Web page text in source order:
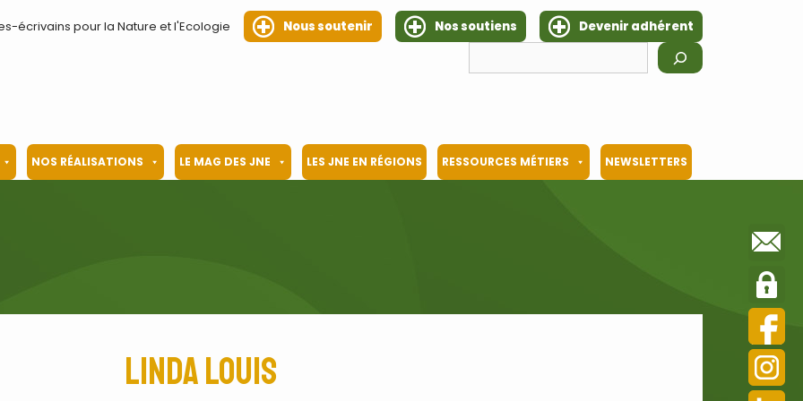
écrivains pour la Nature et l'Ecologie Nous soutenir Nos soutiens
Devenir adhérent
NOS RÉALISATIONS LE MAG DES JNE LES JNE EN RÉGIONS RESSOURCES MÉTIERS NEWSLETTERS
Linda Louis